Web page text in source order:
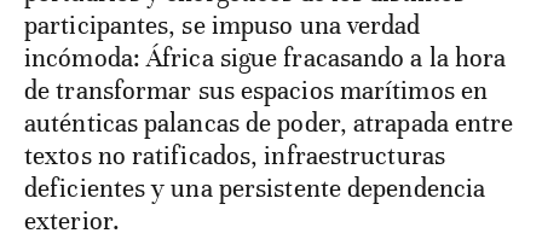
participantes, se impuso una verdad
incómoda: África sigue fracasando a la hora
de transformar sus espacios marítimos en
auténticas palancas de poder, atrapada entre
textos no ratificados, infraestructuras
deficientes y una persistente dependencia
exterior.